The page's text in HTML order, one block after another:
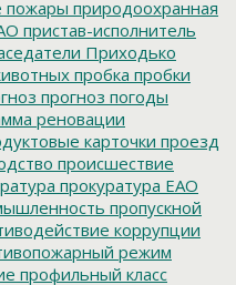
пожары природоохранная
пристав-исполнитель
Приходько
пробка пробки
прогноз погоды
реновации
карточки проезд
происшествие
прокуратура ЕАО
пропускной
коррупции
режим
профильный класс